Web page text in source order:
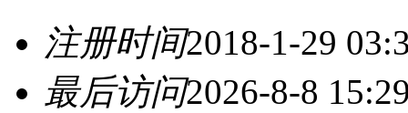
注册时间2018-1-29
最后访问2026-8-8